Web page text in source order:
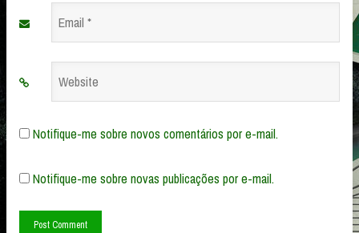
Email
Website
Notifique-me sobre novos comentários por e-mail.
Notifique-me sobre novas publicações por e-mail.